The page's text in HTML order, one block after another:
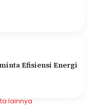
Efisiensi Energi
lainnya